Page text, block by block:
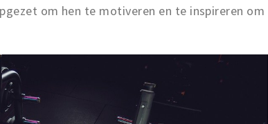
om hen te motiveren en te inspireren om